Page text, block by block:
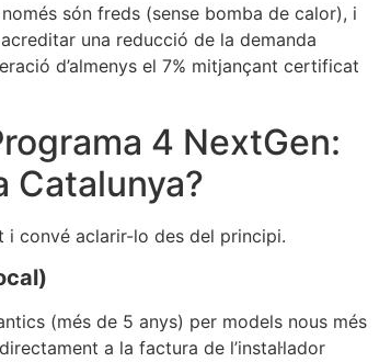
són freds (sense bomba de calor), i
una reducció de la demanda
d’almenys el 7% mitjançant certificat
4 NextGen:
Catalunya?
i convé aclarir-lo des del principi.
(més de 5 anys) per models nous més
a la factura de l’instal·lador